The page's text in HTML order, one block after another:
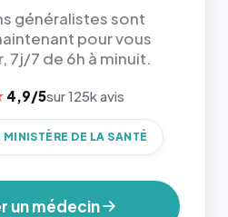
généralistes sont
pour vous
7j/7 de 6h à minuit.
4,9/5sur 125k avis
MINISTÈRE DE LA SANTÉ
un médecin